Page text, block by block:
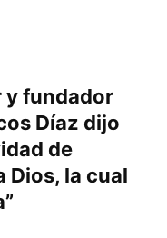
y fundador
Díaz dijo
de
Dios, la cual